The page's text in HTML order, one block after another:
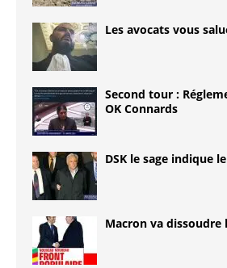
Les avocats vous
Second tour :
OK Connards
DSK le sage indique
Macron va dissoudre